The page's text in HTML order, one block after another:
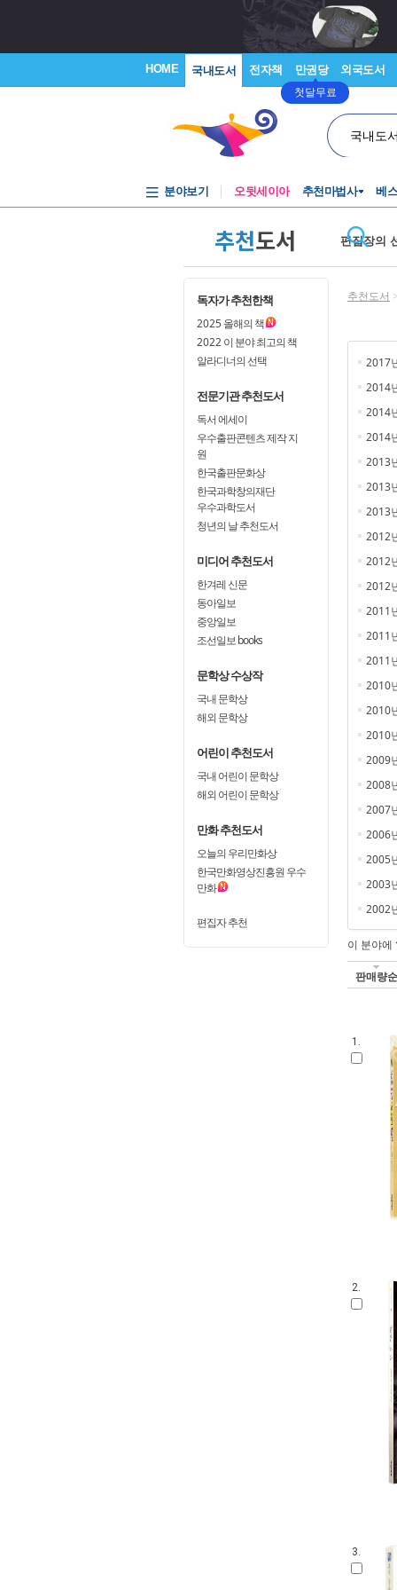
HOME 국내도서 전자책 만권당
첫달무료
외국도서
국내도
분야보기 오뒷세이아 추천마법사 베
추천도서 편집장의
독자가 추천한책
2025올해의 책
2022이 분야 최고의 책
알라디너의 선택
전문기관 추천도서
독서 에세이
우수출판콘텐츠 제작 지
원
한국출판문화상
한국과학창의재단
우수과학도서
청년의 날 추천도서
미디어 추천도서
한겨레 신문
동아일보
중앙일보
조선일보 books
문학상 수상작
국내 문학상
해외 문학상
어린이 추천도서
국내 어린이 문학상
해외 어린이 문학상
만화 추천도서
오늘의 우리만화상
한국만화영상진흥원 우수
만화
편집자 추천
추천도서
2017
2014
2014
2014
2013
2013
2013
2012
2012
2012
2011
2011
2011
2010
2010
2010
2009
2008
2007
2006
2005
2003
2002
이 분야에
판매량순
1.
2.
3.